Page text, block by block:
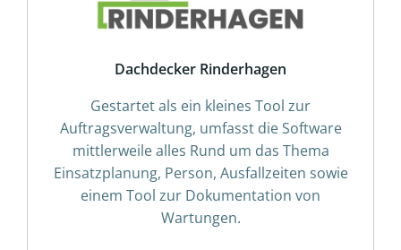
Dachdecker Rinderhagen
Gestartet als ein kleines Tool zur
Auftragsverwaltung, umfasst die Software
mittlerweile alles Rund um das Thema
Einsatzplanung, Person, Ausfallzeiten sowie
einem Tool zur Dokumentation von
Wartungen.